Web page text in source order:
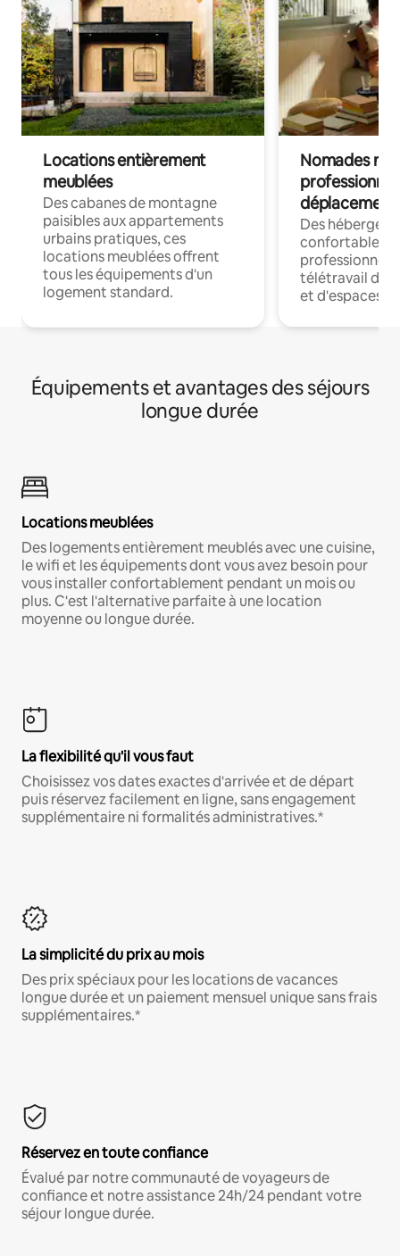
Locations entièrement
meublées
Des cabanes de montagne
paisibles aux appartements
urbains pratiques, ces
locations meublées offrent
tous les équipements d'un
logement standard.
Nomades
déplacement
Des
confortables
professionnels
télétravail
et d'espaces
Équipements et avantages des séjours
longue durée
Locations meublées
Des logements entièrement meublés avec une cuisine,
le wifi et les équipements dont vous avez besoin pour
vous installer confortablement pendant un mois ou
plus. C'est l'alternative parfaite à une location
moyenne ou longue durée.
La flexibilité qu'il vous faut
Choisissez vos dates exactes d'arrivée et de départ
puis réservez facilement en ligne, sans engagement
supplémentaire ni formalités administratives.*
La simplicité du prix au mois
Des prix spéciaux pour les locations de vacances
longue durée et un paiement mensuel unique sans frais
supplémentaires.*
Réservez en toute confiance
Évalué par notre communauté de voyageurs de
confiance et notre assistance 24h/24 pendant votre
séjour longue durée.